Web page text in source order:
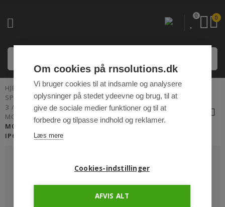
0 0
HJEM
SPEED-LIGHT ARMATURER, PLUG 'N PLAY™ STIK
3
MODULAR-LIGHT
MODULAR-LIGHT 18W/1200MM 4000K - P&P3 -
IP69K TRIAC DÆMPBAR - SPEED-LIGHT
Om cookies på rnsolutions.dk
Vi bruger cookies til at indsamle og analysere
oplysninger på stedet ydeevne og brug, til at
give de sociale medier funktioner og til at
forbedre og tilpasse indhold og reklamer.
Læs mere
Cookies-indstillinger
AFVIS ALT